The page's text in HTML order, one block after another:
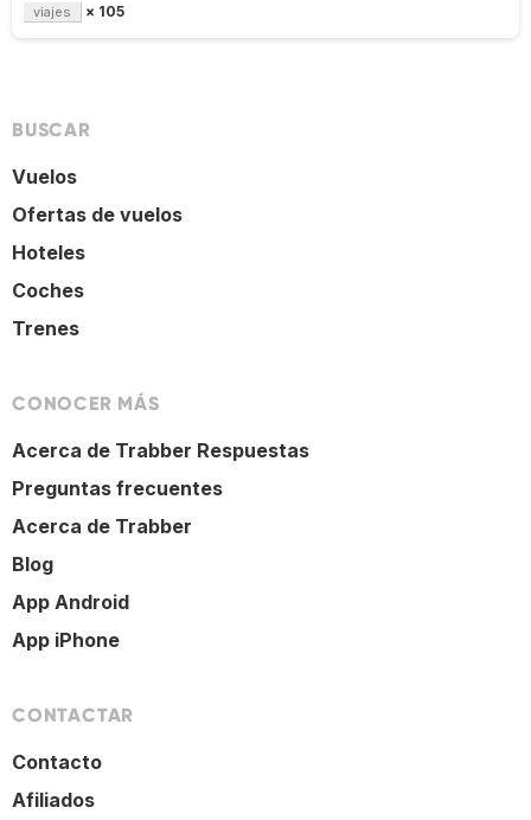
viajes × 105
BUSCAR
Vuelos
Ofertas de vuelos
Hoteles
Coches
Trenes
CONOCER MÁS
Acerca de Trabber Respuestas
Preguntas frecuentes
Acerca de Trabber
Blog
App Android
App iPhone
CONTACTAR
Contacto
Afiliados